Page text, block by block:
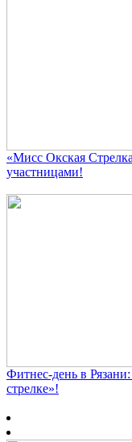
«Мисс Окская
участницами!
Фитнес‑день в
стрелке»!